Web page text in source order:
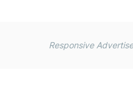
Responsive